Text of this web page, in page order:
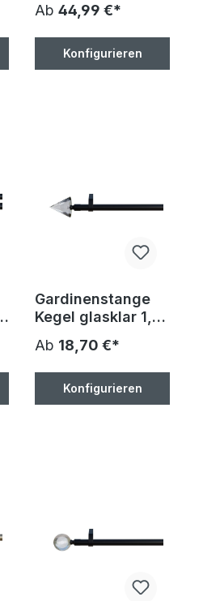
antik, Ø 20 mm,
100 cm, inkl.
Träger und
Endstücke
Ab 44,99 €*
Konfigurieren
Gardinenstange
Kegel glasklar 1,
Durchmesser,
100-400cm, inkl.
Trägern
Ab 18,70 €*
Konfigurieren